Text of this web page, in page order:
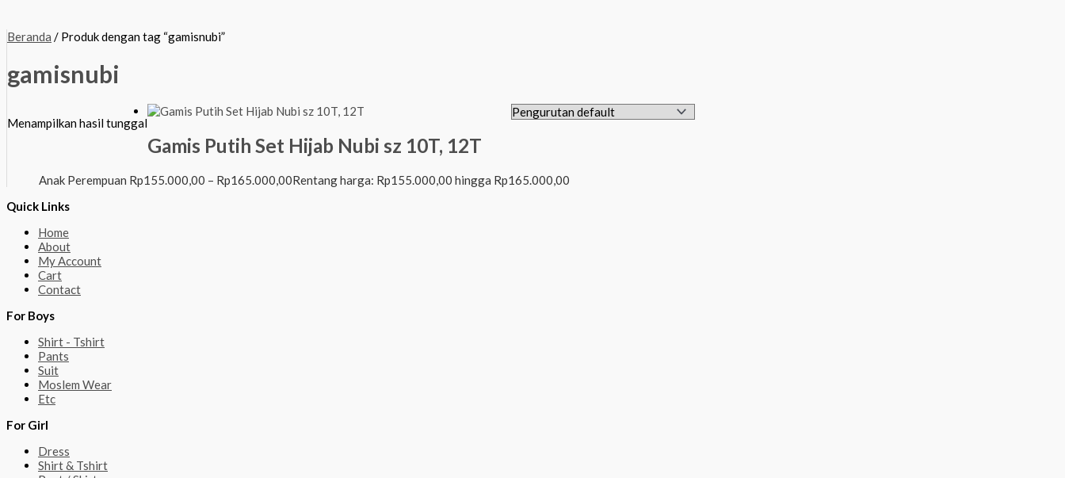
Beranda / Produk dengan tag “gamisnubi”
gamisnubi
Menampilkan hasil tunggal
Gamis Putih Set Hijab Nubi sz 10T, 12T
Anak Perempuan Rp155.000,00 – Rp165.000,00Rentang harga: Rp155.000,00 hingga Rp165.000,00
Quick Links
Home
About
My Account
Cart
Contact
For Boys
Shirt - Tshirt
Pants
Suit
Moslem Wear
Etc
For Girl
Dress
Shirt & Tshirt